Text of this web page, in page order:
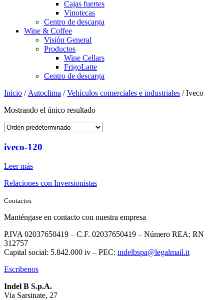
Cajas fuertes
Vinotecas
Centro de descarga
Wine & Coffee
Visión General
Productos
Wine Cellars
FrigoLatte
Centro de descarga
Inicio / Autoclima /Vehículos comerciales e industriales / Iveco
Mostrando el único resultado
iveco-120
Leer más
Relaciones con Inversionistas
Contactos
Manténgase en contacto con nuestra empresa
P.IVA 02037650419 – C.F. 02037650419 – Número REA: RN
312757
Capital social: 5.842.000 iv – PEC: indelbspa@legalmail.it
Escribenos
Indel B S.p.A.
Via Sarsinate, 27